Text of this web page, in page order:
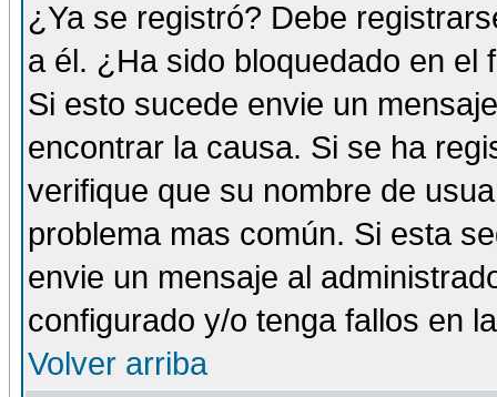
¿Ya se registró? Debe
a él. ¿Ha sido bloquedado en
Si esto sucede envie un
encontrar la causa. Si se ha
verifique que su nombre de
problema mas común. Si esta
envie un mensaje al
configurado y/o tenga fallos en
Volver arriba